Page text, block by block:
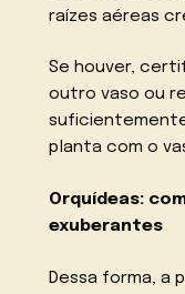
raízes aéreas
Se houver,
outro vaso ou
planta com o
Orquídeas:
exuberantes
Dessa forma, a